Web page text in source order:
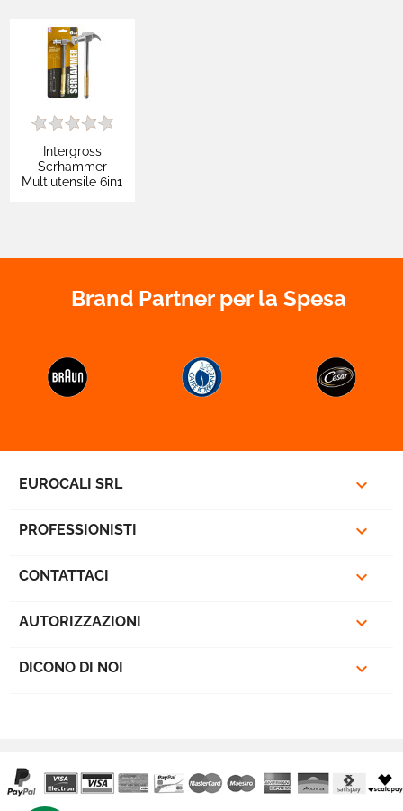
Intergross
Scrhammer
Multiutensile 6in1
Brand Partner per la Spesa
EUROCALI SRL 
PROFESSIONISTI 
CONTATTACI 
AUTORIZZAZIONI 
DICONO DI NOI 